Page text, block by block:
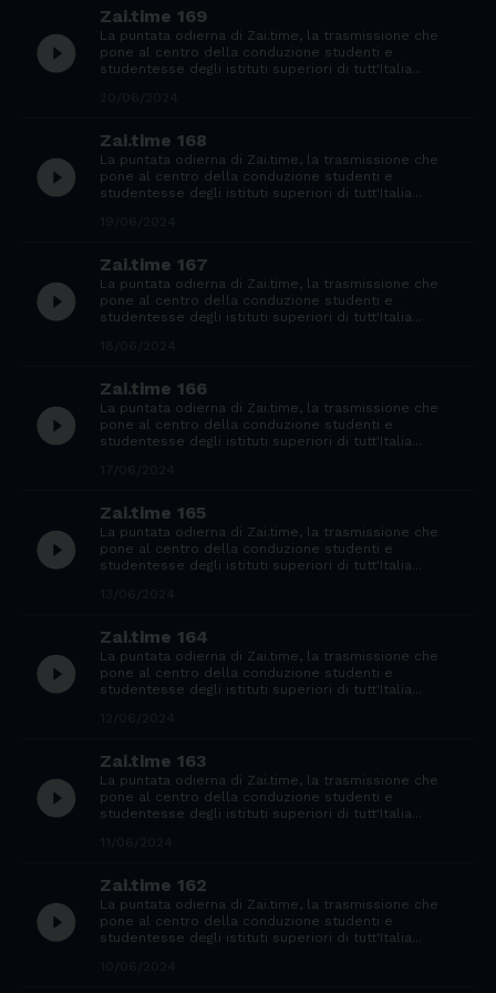
play_circle_filled
Zai.time 169
La puntata odierna di Zai.time, la trasmissione che
pone al centro della conduzione studenti e
studentesse degli istituti superiori di tutt'Italia...
play_circle_filled
Zai.time 168
La puntata odierna di Zai.time, la trasmissione che
pone al centro della conduzione studenti e
studentesse degli istituti superiori di tutt'Italia...
play_circle_filled
Zai.time 167
La puntata odierna di Zai.time, la trasmissione che
pone al centro della conduzione studenti e
studentesse degli istituti superiori di tutt'Italia...
play_circle_filled
Zai.time 166
La puntata odierna di Zai.time, la trasmissione che
pone al centro della conduzione studenti e
studentesse degli istituti superiori di tutt'Italia...
play_circle_filled
Zai.time 165
La puntata odierna di Zai.time, la trasmissione che
pone al centro della conduzione studenti e
studentesse degli istituti superiori di tutt'Italia...
play_circle_filled
Zai.time 164
La puntata odierna di Zai.time, la trasmissione che
pone al centro della conduzione studenti e
studentesse degli istituti superiori di tutt'Italia...
play_circle_filled
Zai.time 163
La puntata odierna di Zai.time, la trasmissione che
pone al centro della conduzione studenti e
studentesse degli istituti superiori di tutt'Italia...
play_circle_filled
Zai.time 162
La puntata odierna di Zai.time, la trasmissione che
pone al centro della conduzione studenti e
studentesse degli istituti superiori di tutt'Italia...